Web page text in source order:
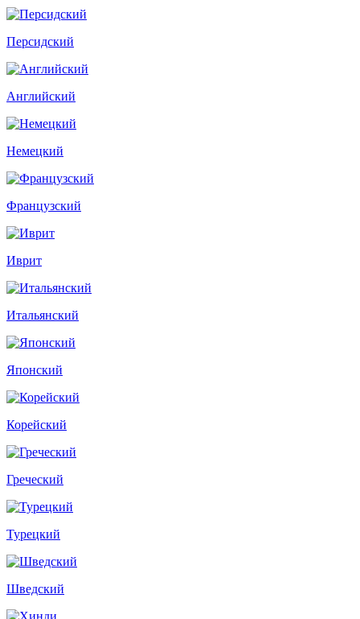
Персидский
Английский
Немецкий
Французский
Иврит
Итальянский
Японский
Корейский
Греческий
Турецкий
Шведский